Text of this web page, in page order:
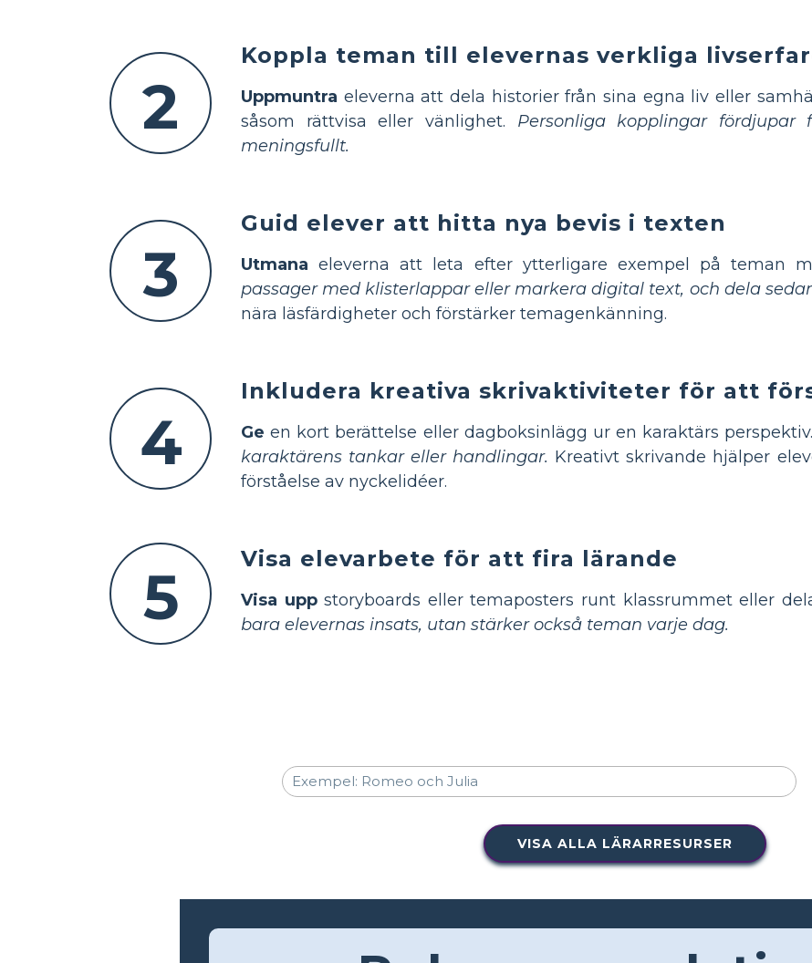
2
Koppla teman till elevernas verkliga
Uppmuntra eleverna att dela historier från sina egna liv eller
såsom rättvisa eller vänlighet. Personliga kopplingar
meningsfullt.
3
Guid elever att hitta nya bevis i texten
Utmana eleverna att leta efter ytterligare exempel på teman
passager med klisterlappar eller markera digital text, och dela
nära läsfärdigheter och förstärker temagenkänning.
4
Inkludera kreativa skrivaktiviteter för att
Ge en kort berättelse eller dagboksinlägg ur en karaktärs perspektiv.
karaktärens tankar eller handlingar. Kreativt skrivande hjälper
förståelse av nyckelidéer.
5
Visa elevarbete för att fira lärande
Visa uppstoryboards eller temaposters runt klassrummet eller
bara elevernas insats, utan stärker också teman varje dag.
VISA ALLA LÄRARRESURSER